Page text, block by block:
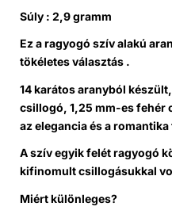
Súly : 2,9 gramm
Ez a ragyogó szív alakú
tökéletes választás .
14 karátos aranyból
csillogó, 1,25 mm-es fehér
az elegancia és a
A szív egyik felét ragyogó
kifinomult csillogásukkal
Miért különleges?